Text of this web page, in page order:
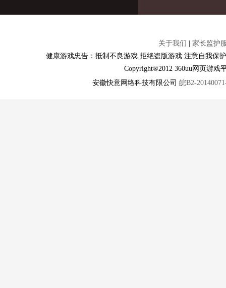
关于我们
家长监护
健康游戏忠告：抵制不良游戏 拒绝盗版游戏 注意自我保
Copyright®2012 360uu网页游
安徽快意网络科技有限公司 皖B2-